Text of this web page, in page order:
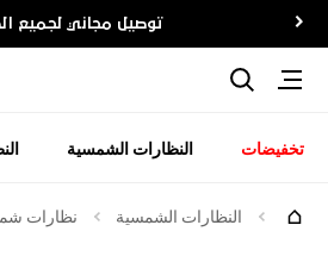
توصيل مجاني لجميع
تخفيضات النظارات الشمسية
النظارات الشمسية نظارات